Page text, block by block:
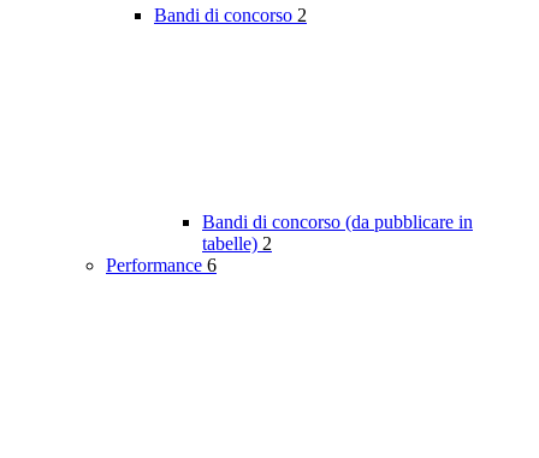
Bandi di concorso 2
Bandi di concorso (da pubblicare in
tabelle) 2
Performance 6